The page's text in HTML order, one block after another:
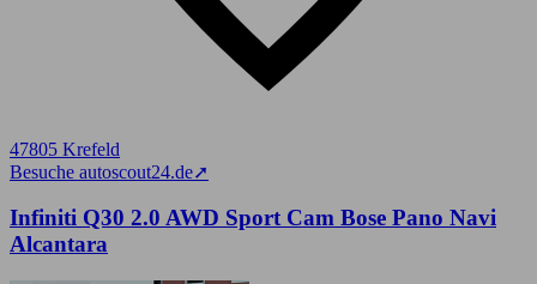
47805 Krefeld
Besuche autoscout24.de➚
Infiniti Q30 2.0 AWD Sport Cam Bose Pano Navi
Alcantara